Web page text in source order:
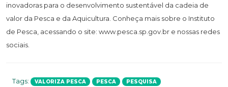
inovadoras para o desenvolvimento sustentável da cadeia de
valor da Pesca e da Aquicultura. Conheça mais sobre o Instituto
de Pesca, acessando o site: www.pesca.sp.gov.br e nossas redes
sociais.
Tags: VALORIZA PESCA PESCA PESQUISA